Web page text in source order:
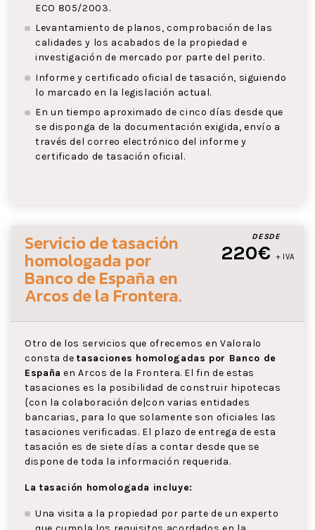
ECO 805/2003.
Levantamiento de planos, comprobación de las
calidades y los acabados de la propiedad e
investigación de mercado por parte del perito.
Informe y certificado oficial de tasación, siguiendo
lo marcado en la legislación actual.
En un tiempo aproximado de cinco días desde que
se disponga de la documentación exigida, envío a
través del correo electrónico del informe y
certificado de tasación oficial.
DESDE
220€ + IVA
Servicio de tasación
homologada por
Banco de España en
Arcos de la Frontera.
Otro de los servicios que ofrecemos en Valoralo
consta detasaciones homologadas por Banco de
España en Arcos de la Frontera. El fin de estas
tasaciones es la posibilidad de construir hipotecas
{con la colaboración de|con varias entidades
bancarias, para lo que solamente son oficiales las
tasaciones verificadas. El plazo de entrega de esta
tasación es de siete días a contar desde que se
dispone de toda la información requerida.
La tasación homologada incluye:
Una visita a la propiedad por parte de un experto